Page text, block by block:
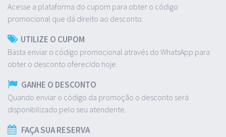
Acesse a plataforma do cupom para obter o código
promocional que dá direito ao desconto.
UTILIZE O CUPOM
Basta enviar o código promocional através do WhatsApp para
obter o desconto oferecido hoje.
GANHE O DESCONTO
Quando enviar o código da promoção o desconto será
disponibilizado pelo seu atendente.
FAÇA SUA RESERVA